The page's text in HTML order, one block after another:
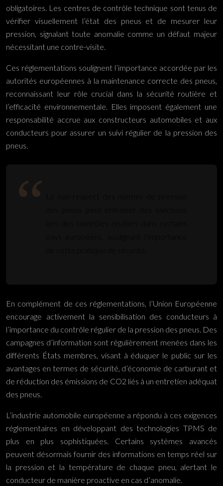
obligatoires. Les centres de contrôle technique sont tenus de
vérifier visuellement l’état des pneus et de mesurer leur
pression, signalant toute anomalie comme un défaut majeur
nécessitant une contre-visite.
Ces réglementations soulignent l’importance accordée par les
autorités européennes à la maintenance correcte des pneus,
reconnaissant leur rôle crucial dans la sécurité routière et
l’efficacité environnementale. Elles imposent également une
responsabilité accrue aux constructeurs automobiles et aux
conducteurs pour assurer un suivi régulier de la pression des
pneus.
En complément de ces réglementations, l’Union Européenne
encourage activement la sensibilisation des conducteurs à
l’importance du contrôle régulier de la pression des pneus. Des
campagnes d’information sont régulièrement menées dans les
différents États membres, visant à éduquer le public sur les
avantages en termes de sécurité, d’économie de carburant et
de réduction des émissions de CO2 liés à un entretien adéquat
des pneus.
L’industrie automobile européenne a répondu à ces exigences
réglementaires en développant des technologies TPMS de
plus en plus sophistiquées. Certains systèmes avancés
peuvent désormais fournir des informations en temps réel sur
la pression et la température de chaque pneu, alertant le
conducteur de manière proactive en cas d’anomalie.